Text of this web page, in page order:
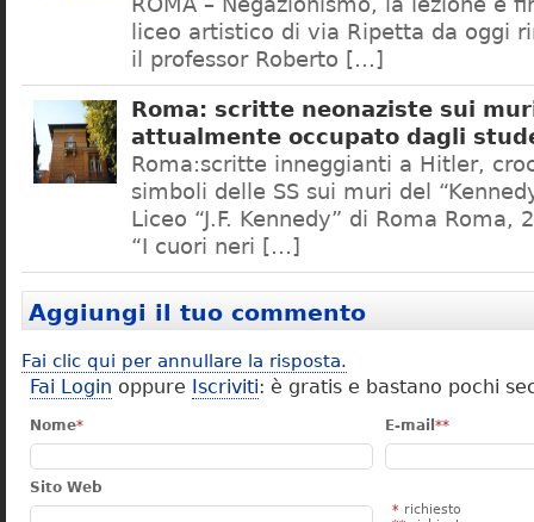
ROMA – Negazionismo, la lezione è
liceo artistico di via Ripetta da oggi
il professor Roberto […]
Roma: scritte neonaziste sui
attualmente occupato dagli
Roma:scritte inneggianti a Hitler,
simboli delle SS sui muri del
Liceo “J.F. Kennedy” di Roma Roma,
“I cuori neri […]
Aggiungi il tuo commento
Fai clic qui per annullare la risposta.
Fai Login oppure Iscriviti: è gratis e bastano pochi
Nome* E-mail **
Sito Web
* richiesto